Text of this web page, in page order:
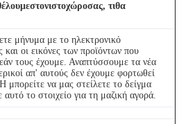
τιθα
μήνυμα με το ηλεκτρονικό
και οι εικόνες των προϊόντων που
τους έχουμε. Αναπτύσσουμε τα νέα
απ' αυτούς δεν έχουμε φορτωθεί
μπορείτε να μας στείλετε το δείγμα
το στοιχείο για τη μαζική αγορά.